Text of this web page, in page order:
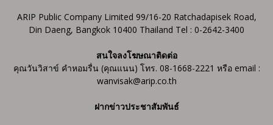
ARIP Public Company Limited 99/16-20 Ratchadapisek Road,
Din Daeng, Bangkok 10400 Thailand Tel : 0-2642-3400
สนใจลงโฆษณาติดต่อ
คุณวันวิสาข์ คำหอมรื่น (คุณแนน) โทร. 08-1668-2221 หรือ email :
wanvisak@arip.co.th
ฝากข่าวประชาสัมพันธ์